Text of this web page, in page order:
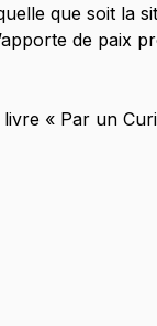
que soit la
de paix
« Par un